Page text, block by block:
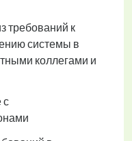
требований к
системы в
коллегами и
с